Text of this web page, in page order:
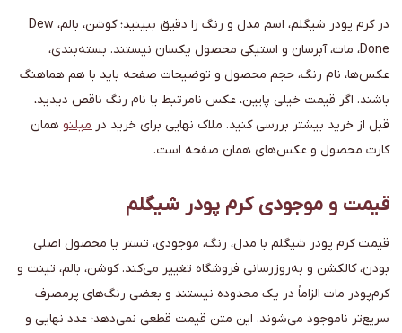
در کرم پودر شیگلم، اسم مدل و رنگ را دقیق ببینید؛ کوشن، بالم، Dew
Done، مات، آبرسان و استیکی محصول یکسان نیستند. بسته‌بندی،
عکس‌ها، نام رنگ، حجم محصول و توضیحات صفحه باید با هم هماهنگ
باشند. اگر قیمت خیلی پایین، عکس نامرتبط یا نام رنگ ناقص دیدید،
قبل از خرید بیشتر بررسی کنید. ملاک نهایی برای خرید در میلنو همان
کارت محصول و عکس‌های همان صفحه است.
قیمت و موجودی کرم پودر شیگلم
قیمت کرم پودر شیگلم با مدل، رنگ، موجودی، تستر یا محصول اصلی
بودن، کالکشن و به‌روزرسانی فروشگاه تغییر می‌کند. کوشن، بالم، تینت و
کرم‌پودر مات الزاماً در یک محدوده نیستند و بعضی رنگ‌های پرمصرف
سریع‌تر ناموجود می‌شوند. این متن قیمت قطعی نمی‌دهد؛ عدد نهایی و